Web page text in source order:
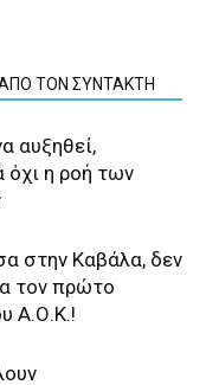
ΤΟΝ ΣΥΝΤΑΚΤΗ
αυξηθεί,
όχι η ροή των
στην Καβάλα, δεν
τον πρώτο
Α.Ο.Κ.!